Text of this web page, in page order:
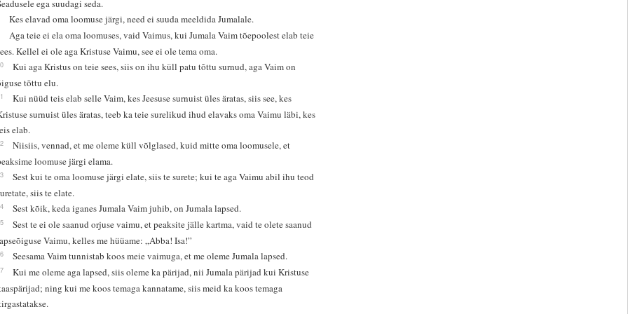
ega suudagi seda.
Kes elavad oma loomuse järgi, need ei suuda meeldida Jumalale.
Aga teie ei ela oma loomuses, vaid Vaimus, kui Jumala Vaim tõepoolest elab teie
Kellel ei ole aga Kristuse Vaimu, see ei ole tema oma.
Kui aga Kristus on teie sees, siis on ihu küll patu tõttu surnud, aga Vaim on
tõttu elu.
Kui nüüd teis elab selle Vaim, kes Jeesuse surnuist üles äratas, siis see, kes
surnuist üles äratas, teeb ka teie surelikud ihud elavaks oma Vaimu läbi, kes
elab.
Niisiis, vennad, et me oleme küll võlglased, kuid mitte oma loomusele, et
loomuse järgi elama.
Sest kui te oma loomuse järgi elate, siis te surete; kui te aga Vaimu abil ihu teod
siis te elate.
Sest kõik, keda iganes Jumala Vaim juhib, on Jumala lapsed.
Sest te ei ole saanud orjuse vaimu, et peaksite jälle kartma, vaid te olete saanud
Vaimu, kelles me hüüame: „Abba! Isa!”
Seesama Vaim tunnistab koos meie vaimuga, et me oleme Jumala lapsed.
Kui me oleme aga lapsed, siis oleme ka pärijad, nii Jumala pärijad kui Kristuse
ning kui me koos temaga kannatame, siis meid ka koos temaga